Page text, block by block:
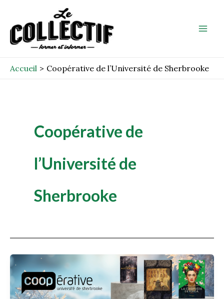
contenu
Accueil Coopérative de l’Université de Sherbrooke
Coopérative de
l’Université de
Sherbrooke